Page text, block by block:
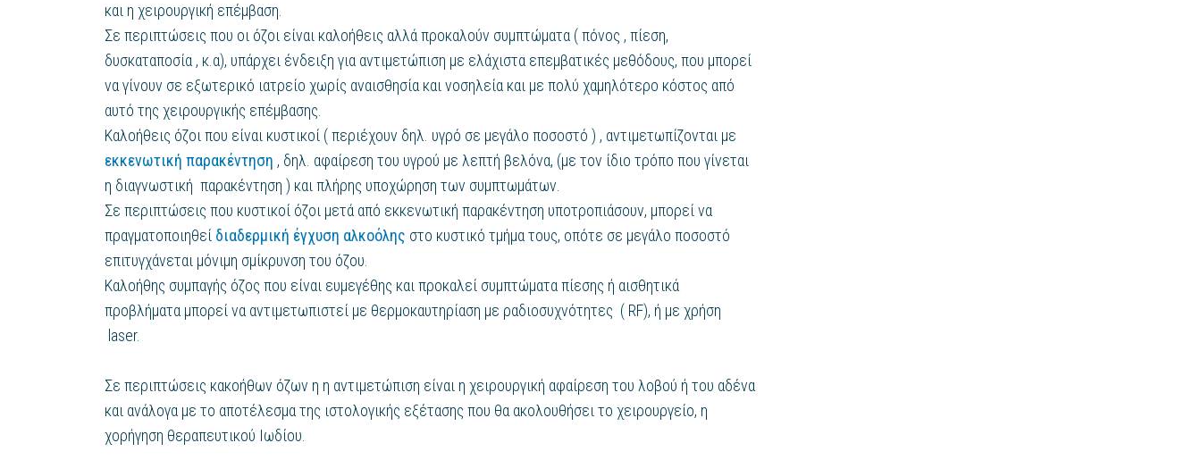
και η χειρουργική επέμβαση.
Σε περιπτώσεις που οι όζοι είναι καλοήθεις αλλά προκαλούν συμπτώματα ( πόνος , πίεση,
δυσκαταποσία , κ.α), υπάρχει ένδειξη για αντιμετώπιση με ελάχιστα επεμβατικές μεθόδους, που μπορεί
να γίνουν σε εξωτερικό ιατρείο χωρίς αναισθησία και νοσηλεία και με πολύ χαμηλότερο κόστος από
αυτό της χειρουργικής επέμβασης.
Καλοήθεις όζοι που είναι κυστικοί ( περιέχουν δηλ. υγρό σε μεγάλο ποσοστό ) , αντιμετωπίζονται με
εκκενωτική παρακέντηση , δηλ. αφαίρεση του υγρού με λεπτή βελόνα, (με τον ίδιο τρόπο που γίνεται
η διαγνωστική παρακέντηση ) και πλήρης υποχώρηση των συμπτωμάτων.
Σε περιπτώσεις που κυστικοί όζοι μετά από εκκενωτική παρακέντηση υποτροπιάσουν, μπορεί να
πραγματοποιηθεί διαδερμική έγχυση αλκοόλης στο κυστικό τμήμα τους, οπότε σε μεγάλο ποσοστό
επιτυγχάνεται μόνιμη σμίκρυνση του όζου.
Καλοήθης συμπαγής όζος που είναι ευμεγέθης και προκαλεί συμπτώματα πίεσης ή αισθητικά
προβλήματα μπορεί να αντιμετωπιστεί με θερμοκαυτηρίαση με ραδιοσυχνότητες ( RF), ή με χρήση
laser.
Σε περιπτώσεις κακοήθων όζων η η αντιμετώπιση είναι η χειρουργική αφαίρεση του λοβού ή του αδένα
και ανάλογα με το αποτέλεσμα της ιστολογικής εξέτασης που θα ακολουθήσει το χειρουργείο, η
χορήγηση θεραπευτικού Ιωδίου.